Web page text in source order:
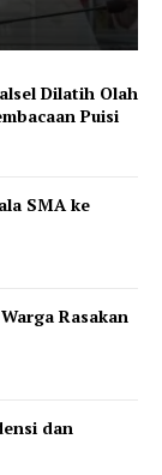
Dilatih Olah
Puisi
SMA ke
Rasakan
dan